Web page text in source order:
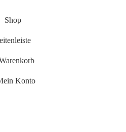
Shop
Konto